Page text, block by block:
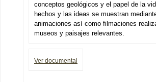
conceptos geológicos y el papel de la
hechos y las ideas se muestran
animaciones así como filmaciones
museos y paisajes relevantes.
Ver documental